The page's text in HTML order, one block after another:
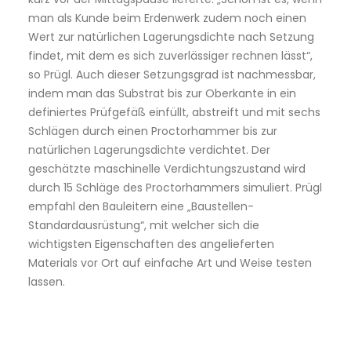
man als Kunde beim Erdenwerk zudem noch einen
Wert zur natürlichen Lagerungsdichte nach Setzung
findet, mit dem es sich zuverlässiger rechnen lässt“,
so Prügl. Auch dieser Setzungsgrad ist nachmessbar,
indem man das Substrat bis zur Oberkante in ein
definiertes Prüfgefäß einfüllt, abstreift und mit sechs
Schlägen durch einen Proctorhammer bis zur
natürlichen Lagerungsdichte verdichtet. Der
geschätzte maschinelle Verdichtungszustand wird
durch 15 Schläge des Proctorhammers simuliert. Prügl
empfahl den Bauleitern eine „Baustellen-
Standardausrüstung“, mit welcher sich die
wichtigsten Eigenschaften des angelieferten
Materials vor Ort auf einfache Art und Weise testen
lassen.